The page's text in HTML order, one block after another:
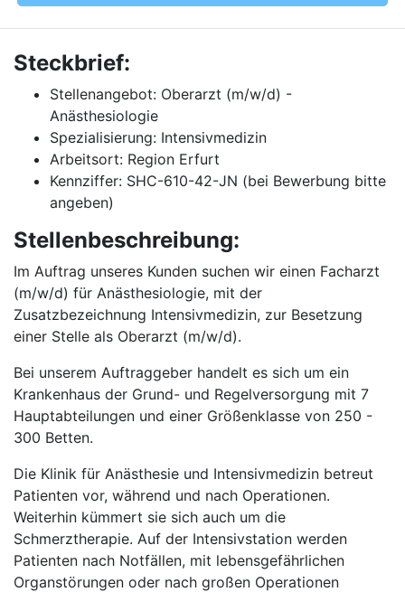
Steckbrief:
Stellenangebot: Oberarzt (m/w/d) -
Anästhesiologie
Spezialisierung: Intensivmedizin
Arbeitsort: Region Erfurt
Kennziffer: SHC-610-42-JN (bei Bewerbung bitte
angeben)
Stellenbeschreibung:
Im Auftrag unseres Kunden suchen wir einen Facharzt
(m/w/d) für Anästhesiologie, mit der
Zusatzbezeichnung Intensivmedizin, zur Besetzung
einer Stelle als Oberarzt (m/w/d).
Bei unserem Auftraggeber handelt es sich um ein
Krankenhaus der Grund- und Regelversorgung mit 7
Hauptabteilungen und einer Größenklasse von 250 -
300 Betten.
Die Klinik für Anästhesie und Intensivmedizin betreut
Patienten vor, während und nach Operationen.
Weiterhin kümmert sie sich auch um die
Schmerztherapie. Auf der Intensivstation werden
Patienten nach Notfällen, mit lebensgefährlichen
Organstörungen oder nach großen Operationen